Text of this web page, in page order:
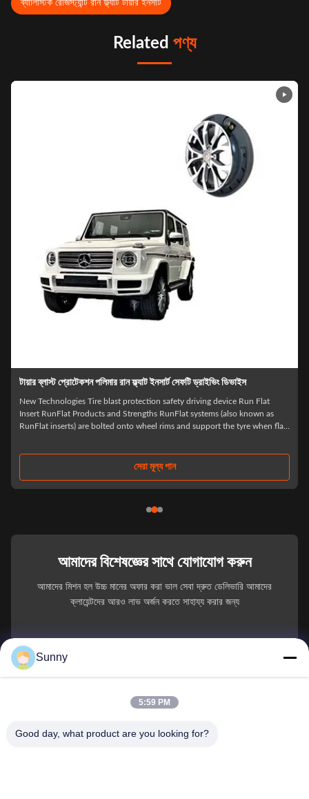
ব্যালিস্টিক রেজিস্ট্যান্ট রান ফ্ল্যাট টায়ার ইনসার্ট
Related পণ্য
টায়ার ব্লাস্ট প্রোটেকশন পলিমার রান ফ্ল্যাট ইনসার্ট সেফটি ড্রাইভিং ডিভাইস
New Technologies Tire blast protection safety driving device Run Flat
Insert RunFlat Products and Strengths RunFlat systems (also known as
RunFlat inserts) are bolted onto wheel rims and support the tyre when flat,
সেরা মূল্য পান
আমাদের বিশেষজ্ঞের সাথে যোগাযোগ করুন
আমাদের মিশন হল উচ্চ মানের অফার করা ভাল সেবা দ্রুত ডেলিভারি আমাদের
ক্লায়েন্টদের আরও লাভ অর্জন করতে সাহায্য করার জন্য
ফোন নম্বর
Sunny
5:59 PM
Good day, what product are you looking for?